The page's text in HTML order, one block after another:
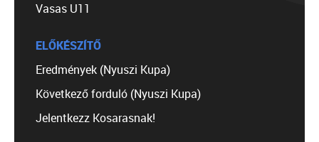
Vasas U11
ELŐKÉSZÍTŐ
Eredmények (Nyuszi Kupa)
Következő forduló (Nyuszi Kupa)
Jelentkezz Kosarasnak!